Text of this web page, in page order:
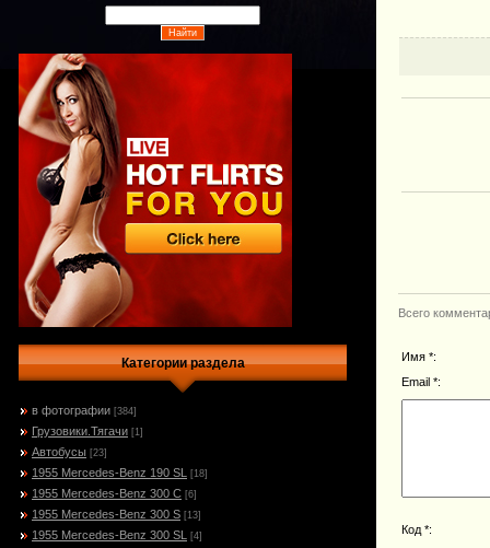
Категории раздела
в фотографии [384]
Грузовики.Тягачи [1]
Автобусы [23]
1955 Mercedes-Benz 190 SL [18]
1955 Mercedes-Benz 300 C [6]
1955 Mercedes-Benz 300 S [13]
1955 Mercedes-Benz 300 SL [4]
Всего
Имя *:
Email *:
Код *: